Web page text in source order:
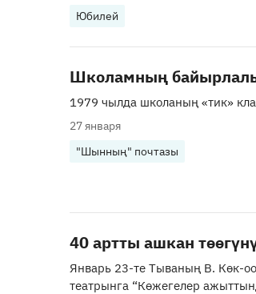
Юбилей
Школамның
1979 чылда школаның «тик»
27 января
"Шынның" почтазы
40 артты ашкан
Январь 23-те Тываның В. Көк-
театрынга “Көжегелер